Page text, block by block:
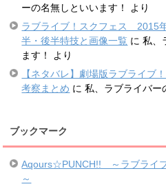
ーの名無しといいます！
より
ラブライブ！スクフェス 2015
半・後半特技と画像一覧 に私、
ます！
より
【ネタバレ】劇場版ラブライブ
考察まとめ に私、ラブライバー
ブックマーク
Aqours☆PUNCH!! ～ラブライ
～